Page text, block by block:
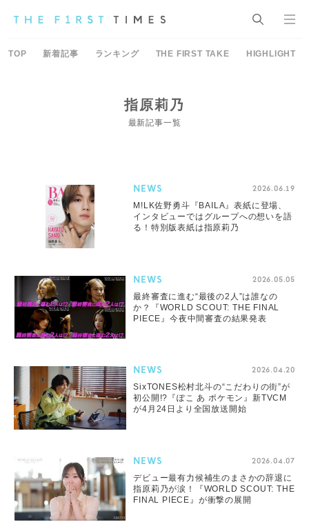
TOP 新着記事 ランキング THE FIRST TAKE HIGHLIGHT
指原莉乃
最新記事一覧
NEWS 2026.06.19
M!LK佐野勇斗『BAILA』表紙に登場、
インタビューではグループへの想いを語
る！特別版表紙は指原莉乃
NEWS 2026.05.05
最終審査に進む“最後の2人”は誰なの
か？『WORLD SCOUT: THE FINAL
PIECE』今夜中間審査の結果発表
NEWS 2026.04.20
SixTONES松村北斗の“こだわりの街”が
初公開!?『ぽこ あ ポケモン』新TVCM
が4月24日より全国放送開始
NEWS 2026.04.07
デビュー最有力候補生のまさかの辞退に
指原莉乃が涙！『WORLD SCOUT: THE
FINAL PIECE』が衝撃の展開